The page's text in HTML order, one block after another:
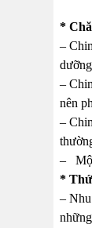
*
–
–
nên
–
–
*
–